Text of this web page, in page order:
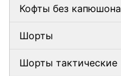
Кофты без капюшона
Шорты
Шорты тактические